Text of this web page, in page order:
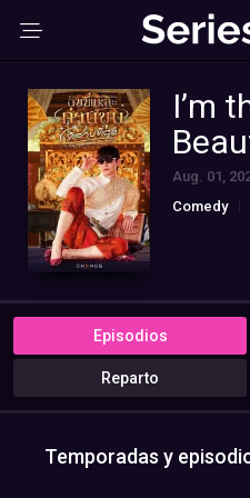
I’m
Aug. 01,
Comedy
Episodios
Reparto
Temporadas y